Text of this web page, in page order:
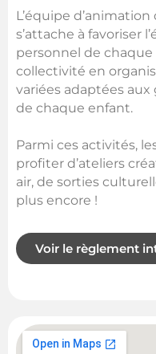
L’équipe
s’attache à favoriser
personnel de
collectivité en
variées adaptées
de chaque enfant.
Parmi ces activités,
profiter d’ateliers
air, de sorties
plus encore !
Voir le règlement